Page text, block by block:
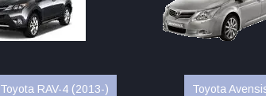
Toyota RAV-4 (2013-) Toyota